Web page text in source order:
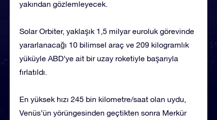
yakından gözlemleyecek.
Solar Orbiter, yaklaşık 1,5 milyar euroluk görevinde
yararlanacağı 10 bilimsel araç ve 209 kilogramlık
yüküyle ABD’ye ait bir uzay roketiyle başarıyla
fırlatıldı.
En yüksek hızı 245 bin kilometre/saat olan uydu,
Venüs’ün yörüngesinden geçtikten sonra Merkür